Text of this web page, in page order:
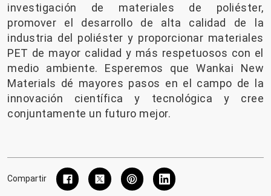
investigación de materiales de poliéster,
promover el desarrollo de alta calidad de la
industria del poliéster y proporcionar materiales
PET de mayor calidad y más respetuosos con el
medio ambiente. Esperemos que Wankai New
Materials dé mayores pasos en el campo de la
innovación científica y tecnológica y cree
conjuntamente un futuro mejor.
Compartir